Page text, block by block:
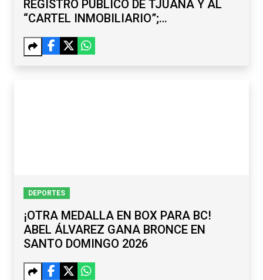
REGISTRO PÚBLICO DE TJUANA Y AL
“CARTEL INMOBILIARIO”;
ENTRE LOS CAPTURADOS
DEPORTES
¡OTRA MEDALLA EN BOX PARA BC!
ABEL ÁLVAREZ GANA BRONCE EN
SANTO DOMINGO 2026